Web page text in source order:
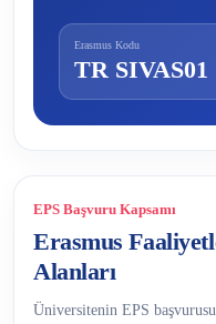
Erasmus Kodu
TR SIVAS01
EPS Başvuru Kapsamı
Erasmus
Alanları
Üniversitenin EPS